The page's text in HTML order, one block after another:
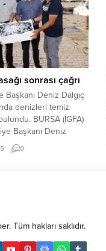
(ABB), Gazi
Ankara’ya
her yıl olduğu
sonrası çağrı
Başkanı Deniz Dalgıç
denizleri temiz
BURSA (İGFA)
Başkanı Deniz
denizlerde av
nedeniyle Tirilye
diledi. Mudanya
Av. Baran
0
Tüm hakları saklıdır.